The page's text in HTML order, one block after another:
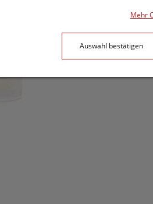
Mehr
Auswahl bestätigen